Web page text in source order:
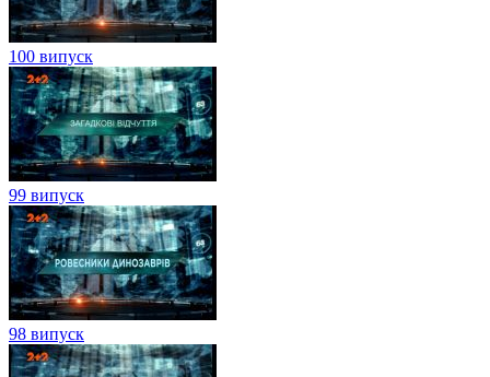
100 випуск
99 випуск
98 випуск